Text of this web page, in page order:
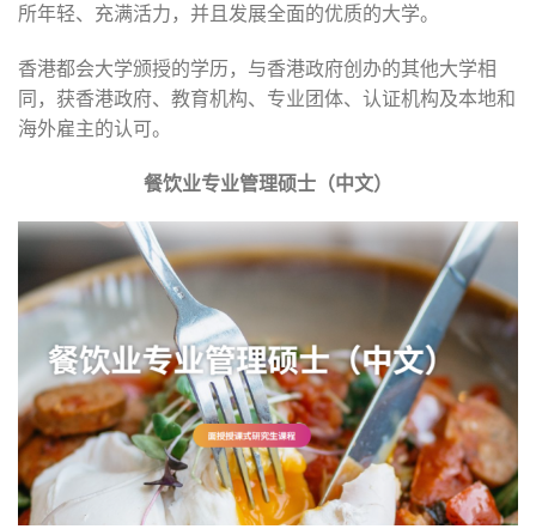
所年轻、充满活力，并且发展全面的优质的大学。
香港都会大学颁授的学历，与香港政府创办的其他大学相
同，获香港政府、教育机构、专业团体、认证机构及本地和
海外雇主的认可。
餐饮业专业管理硕士（中文）